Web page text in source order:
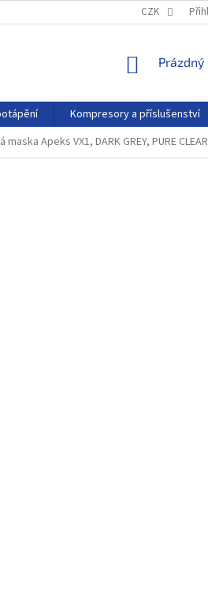
OCHRANY OSOBNÍCH ÚDAJŮ
CZK
NÁKUPNÍ
Prázdný
Kompresory a příslušenství
Apeks VX1, DARK GREY, PURE CLEAR